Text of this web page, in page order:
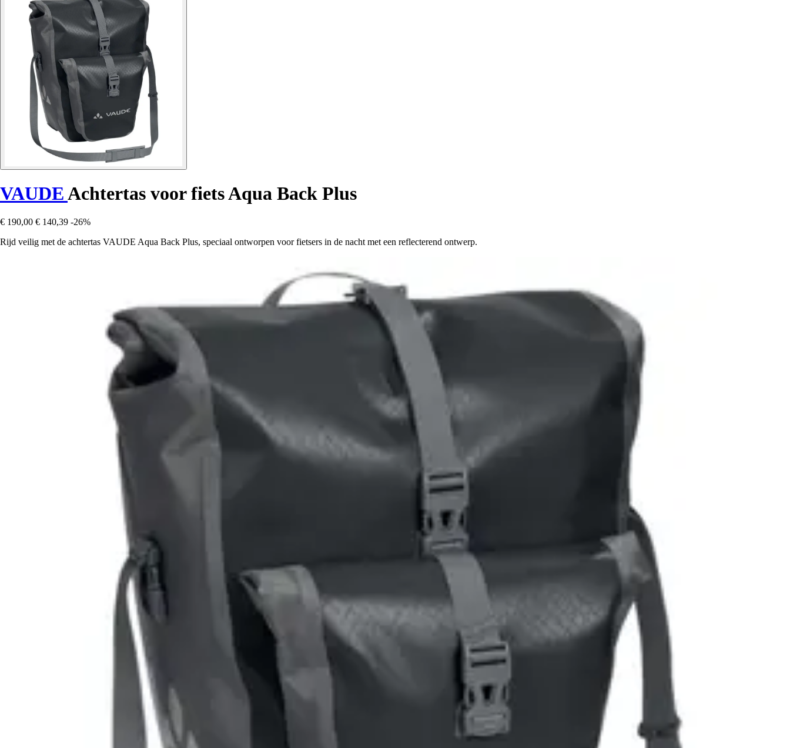
VAUDEAchtertas voor fiets Aqua Back Plus
€ 190,00 € 140,39 -26%
Rijd veilig met de achtertas VAUDE Aqua Back Plus, speciaal ontworpen voor fietsers in de nacht met een reflecterend ontwerp.